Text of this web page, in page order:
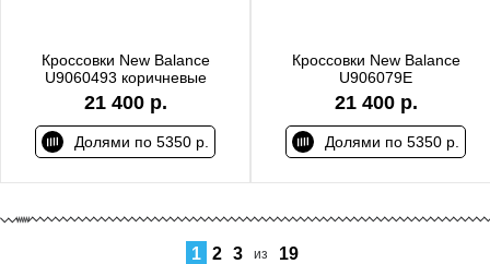
Кроссовки New Balance
U9060493 коричневые
21 400 р.
Долями по 5350 р.
Кроссовки New Balance
U906079E
21 400 р.
Долями по 5350 р.
1 2 3 из 19